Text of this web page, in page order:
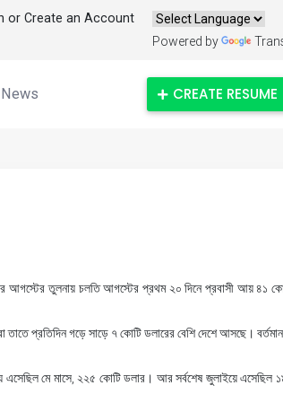
or Create an Account
Powered by
News CREATE RESUME
আগস্টের তুলনায় চলতি আগস্টের প্রথম ২০ দিনে প্রবাসী আয় ৪১
প্রতিদিন গড়ে সাড়ে ৭ কোটি ডলারের বেশি দেশে আসছে।
এসেছিল মে মাসে, ২২৫ কোটি ডলার। আর সর্বশেষ জুলাইয়ে এসেছিল